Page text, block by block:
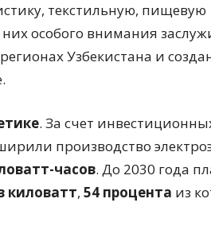
текстильную, пищевую
особого внимания
Узбекистана и
. За счет
производство
часов. До 2030 года
киловатт, 54 процента из